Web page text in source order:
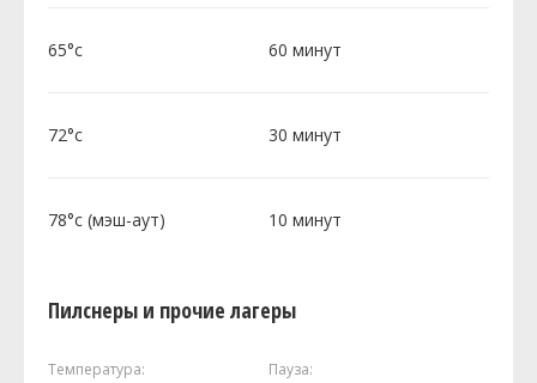
65°c 60 минут
72°c 30 минут
78°c (мэш-аут) 10 минут
Пилснеры и прочие лагеры
Температура: Пауза: